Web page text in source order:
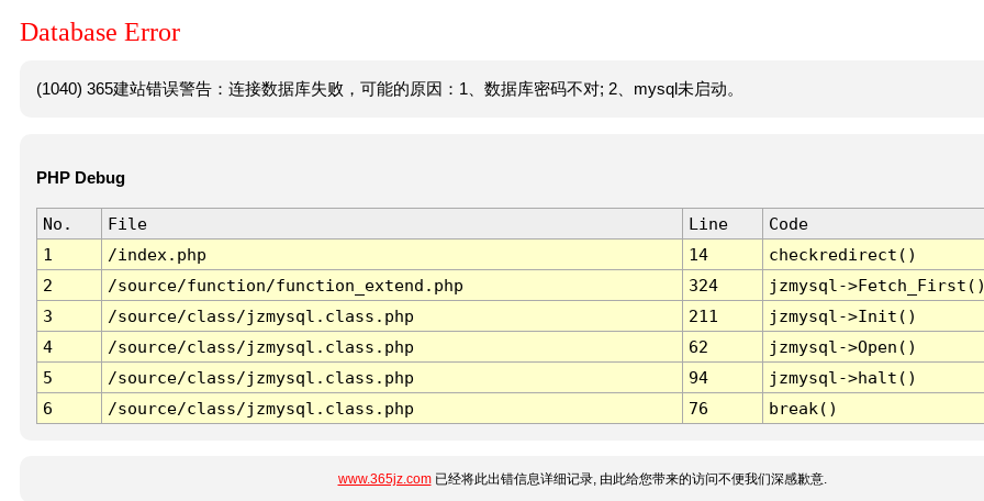
Database Error
(1040) 365建站错误警告：连接数据库失败，可能的原因：1、数据库密码不对; 2、mysql未启动。
PHP Debug
No. File Line
Code
1
/index.php 14
checkredirect()
2
/source/function/function_extend.php 324
jzmysql-
3
/source/class/jzmysql.class.php 211
jzmysql->Init()
4
/source/class/jzmysql.class.php 62
jzmysql->Open()
5
/source/class/jzmysql.class.php 94
jzmysql->halt()
6
/source/class/jzmysql.class.php 76 break()
www.365jz.com已经将此出错信息详细记录, 由此给您带来的访问不便我们深感歉意.